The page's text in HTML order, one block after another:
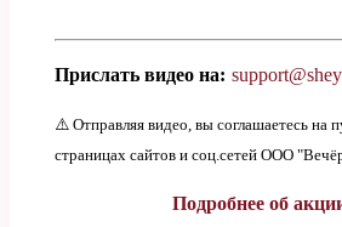
Прислать видео на:
⚠️ Отправляя видео, вы соглашаетесь на
страницах сайтов и соц.сетей ООО
Подробнее об